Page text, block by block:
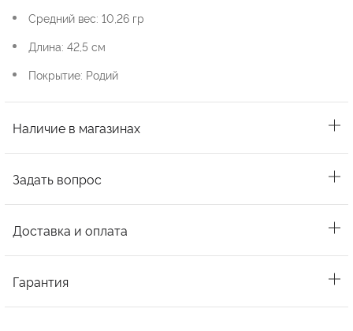
Средний вес: 10,26 гр
Длина: 42,5 см
Покрытие: Родий
Наличие в магазинах
Задать вопрос
Доставка и оплата
Гарантия